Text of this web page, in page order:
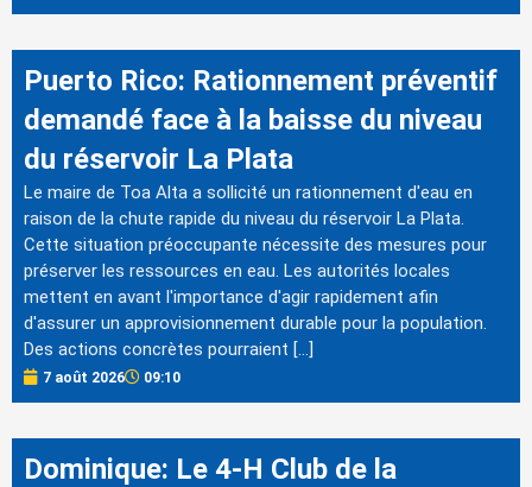
Puerto Rico: Rationnement préventif
demandé face à la baisse du niveau
du réservoir La Plata
Le maire de Toa Alta a sollicité un rationnement d'eau en
raison de la chute rapide du niveau du réservoir La Plata.
Cette situation préoccupante nécessite des mesures pour
préserver les ressources en eau. Les autorités locales
mettent en avant l'importance d'agir rapidement afin
d'assurer un approvisionnement durable pour la population.
Des actions concrètes pourraient […]
7 août 2026 09:10
Dominique: Le 4-H Club de la